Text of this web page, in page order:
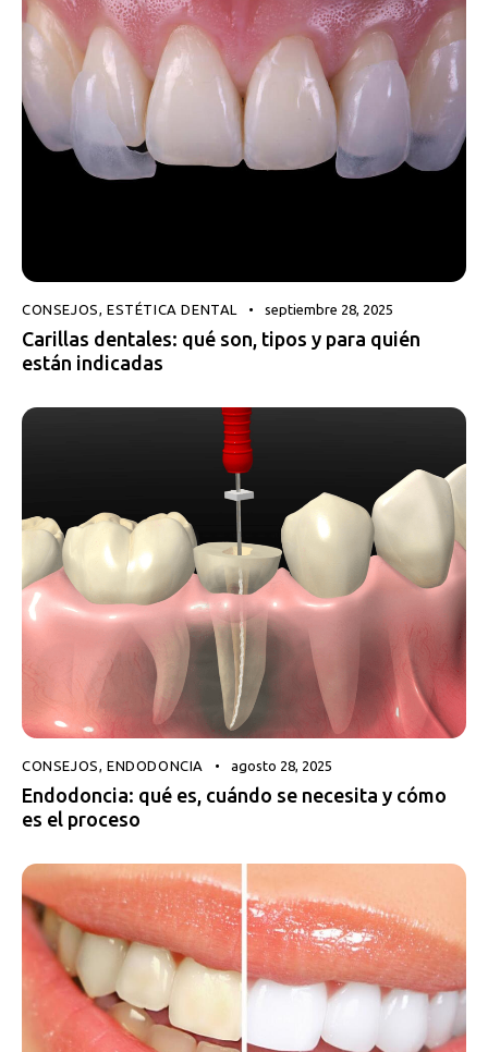
CONSEJOS ,ESTÉTICA DENTAL septiembre 28, 2025
Carillas dentales: qué son, tipos y para quién
están indicadas
CONSEJOS,ENDODONCIA agosto 28, 2025
Endodoncia: qué es, cuándo se necesita y cómo
es el proceso